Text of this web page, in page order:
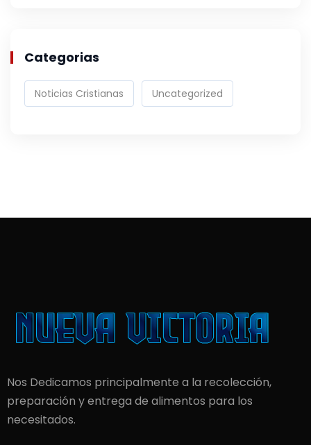
Categorias
Noticias Cristianas Uncategorized
Nos Dedicamos principalmente a la recolección,
preparación y entrega de alimentos para los
necesitados.